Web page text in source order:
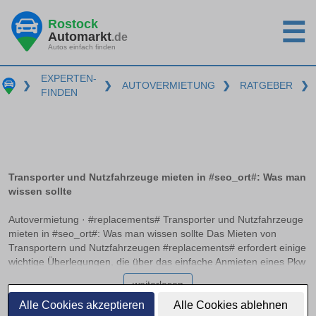
Alle Cookies akzeptieren Alle Cookies ablehnen
Rostock
Automarkt.de
Autos einfach finden ☰
❯
EXPERTEN-
FINDEN
❯ AUTOVERMIETUNG ❯ RATGEBER ❯
Transporter und Nutzfahrzeuge mieten in #seo_ort#: Was man
wissen sollte
Autovermietung · #replacements# Transporter und Nutzfahrzeuge
mieten in #seo_ort#: Was man wissen sollte Das Mieten von
Transportern und Nutzfahrzeugen #replacements# erfordert einige
wichtige Überlegungen, die über das einfache Anmieten eines Pkw
hinausgehen. Die passende Führerscheinklasse und das
Verständnis der Gewichtsgrenzen sind entscheidend, um die
richtige Wahl zu treffen. Zudem variiert die Kostenstruktur,
weiterlesen